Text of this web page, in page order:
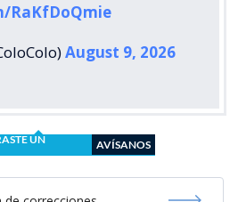
RaKfDoQmie
August 9, 2026
UN
AVÍSANOS